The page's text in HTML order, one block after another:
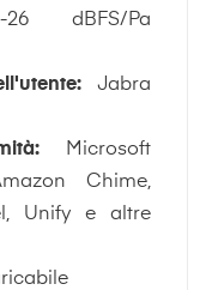
26 dBFS/Pa
Jabra
Microsoft
Chime,
Unify e altre